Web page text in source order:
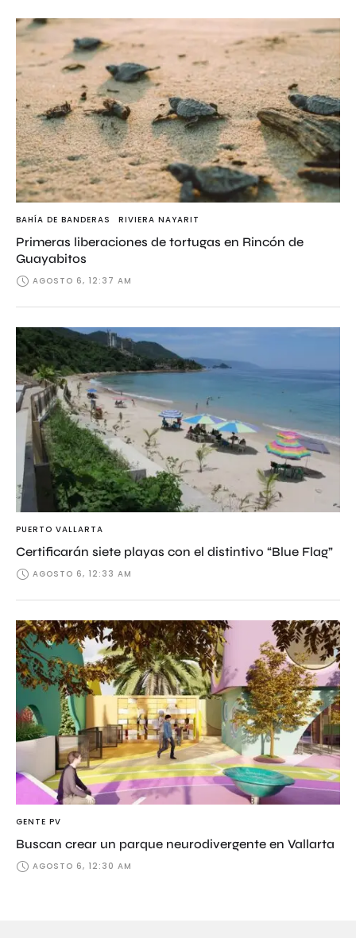
BAHÍA DE BANDERAS RIVIERA NAYARIT
Primeras liberaciones de tortugas en Rincón de
Guayabitos
AGOSTO 6, 12:37 AM
PUERTO VALLARTA
Certificarán siete playas con el distintivo “Blue Flag”
AGOSTO 6, 12:33 AM
GENTE PV
Buscan crear un parque neurodivergente en Vallarta
AGOSTO 6, 12:30 AM